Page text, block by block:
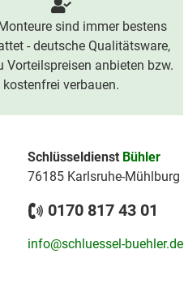
sind immer bestens
- deutsche Qualitätsware,
Vorteilspreisen anbieten bzw.
kostenfrei verbauen.
Schlüsseldienst Bühler
76185 Karlsruhe-Mühlburg
0170 817 43 01
info@schluessel-buehler.de